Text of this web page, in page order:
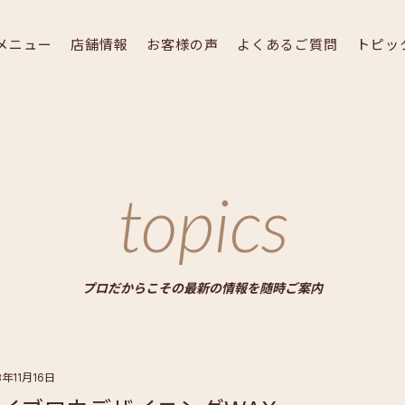
ニュー 店舗情報 お客様の声 よくあるご質問 トピッ
topics
プロだからこその最新の情報を随時ご案内
11月16日